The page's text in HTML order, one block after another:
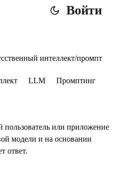
Войти
интеллект/промпт
LLM Промптинг
пользователь или приложение
модели и на основании
ответ.